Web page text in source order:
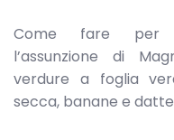
Come fare per
l’assunzione di
verdure a foglia
secca, banane e